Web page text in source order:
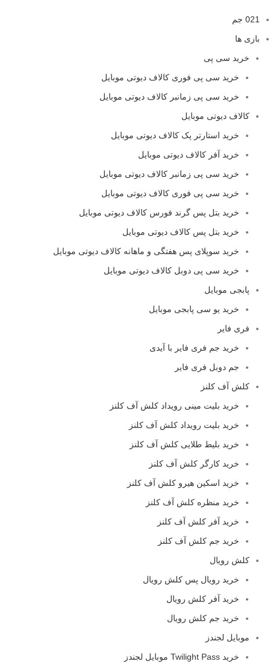
021 جم
بازی ها
خرید سی پی
خرید سی پی فوری کالاف دیوتی موبایل
خرید سی پی زمانبر کالاف دیوتی موبایل
کالاف دیوتی موبایل
خرید استارتر پک کالاف دیوتی موبایل
خرید آفر کالاف دیوتی موبایل
خرید سی پی زمانبر کالاف دیوتی موبایل
خرید سی پی فوری کالاف دیوتی موبایل
خرید بتل پس گرند فورس کالاف دیوتی موبایل
خرید بتل پس کالاف دیوتی موبایل
خرید سوپلای پس هفتگی و ماهانه کالاف دیوتی موبایل
خرید سی پی دوبل کالاف دیوتی موبایل
پابجی موبایل
خرید یو سی پابجی موبایل
فری فایر
خرید جم فری فایر با آیدی
جم دوبل فری فایر
کلش آف کلنز
خرید بلیت مینی رویداد کلش آف کلنز
خرید بلیت رویداد کلش آف کلنز
خرید بلیط طلایی کلش آف کلنز
خرید کارگر کلش آف کلنز
خرید اسکین هیرو کلش آف کلنز
خرید منظره کلش آف کلنز
خرید آفر کلش آف کلنز
خرید جم کلش آف کلنز
کلش رویال
خرید رویال پس کلش رویال
خرید آفر کلش رویال
خرید جم کلش رویال
موبایل لجندز
خرید Twilight Pass موبایل لجندز